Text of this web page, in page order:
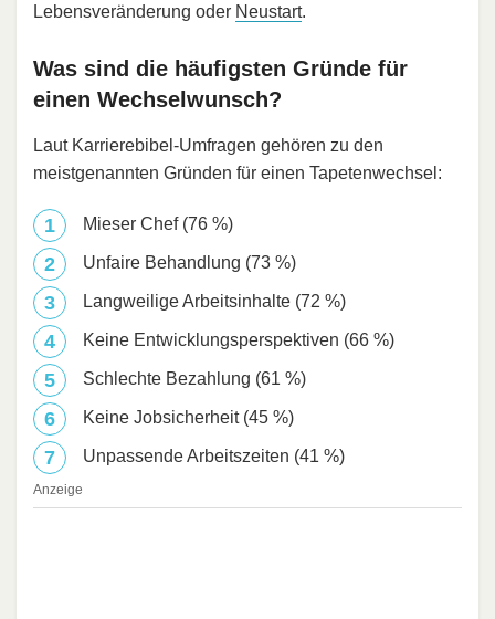
Lebensveränderung oder Neustart.
Was sind die häufigsten Gründe für
einen Wechselwunsch?
Laut Karrierebibel-Umfragen gehören zu den
meistgenannten Gründen für einen Tapetenwechsel:
Mieser Chef (76 %)
Unfaire Behandlung (73 %)
Langweilige Arbeitsinhalte (72 %)
Keine Entwicklungsperspektiven (66 %)
Schlechte Bezahlung (61 %)
Keine Jobsicherheit (45 %)
Unpassende Arbeitszeiten (41 %)
Anzeige